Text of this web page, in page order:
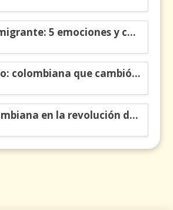
Resiliencia migrante: 5 emociones y cómo gestionarlas
Tatiana Toro: colombiana que cambió la historia de las matemáticas
Ciencia colombiana en la revolución de los órganos en chips